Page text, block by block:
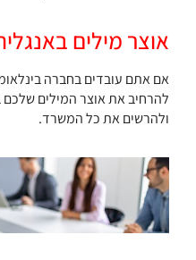
אוצר מילים
אם אתם עובדים בחברה
להרחיב את אוצר המילים
ולהרשים את כל המשרד.